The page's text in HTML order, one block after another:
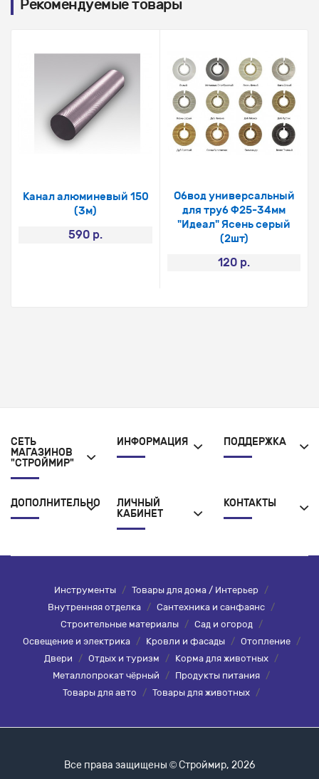
Рекомендуемые товары
Канал алюминевый 150
(3м)
590 р.
Обвод универсальный
для труб Ф25-34мм
"Идеал" Ясень серый
(2шт)
120 р.
СЕТЬ
МАГАЗИНОВ
"СТРОЙМИР"
ИНФОРМАЦИЯ ПОДДЕРЖКА
ДОПОЛНИТЕЛЬНО
ЛИЧНЫЙ
КАБИНЕТ
КОНТАКТЫ
Инструменты / Товары для дома / Интерьер /
Внутренняя отделка / Сантехника и санфаянс /
Строительные материалы
/ Сад и огород
/
Освещение и электрика
/ Кровли и фасады / Отопление
/
Двери
/ Отдых и туризм / Корма для животных /
Металлопрокат чёрный
/ Продукты питания /
Товары для авто
/ Товары для животных /
Все права защищены © Строймир, 2026